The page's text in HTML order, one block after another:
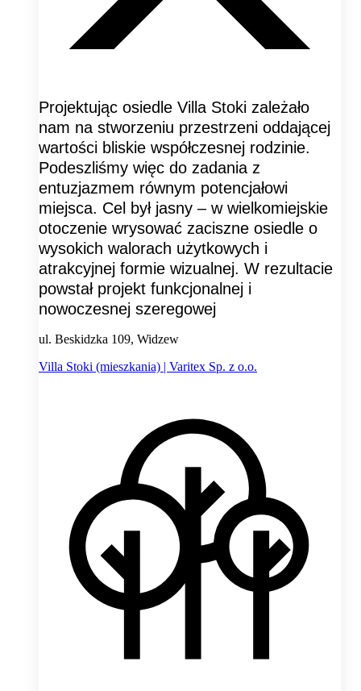
Projektując osiedle Villa Stoki zależało
nam na stworzeniu przestrzeni oddającej
wartości bliskie współczesnej rodzinie.
Podeszliśmy więc do zadania z
entuzjazmem równym potencjałowi
miejsca. Cel był jasny – w wielkomiejskie
otoczenie wrysować zaciszne osiedle o
wysokich walorach użytkowych i
atrakcyjnej formie wizualnej. W rezultacie
powstał projekt funkcjonalnej i
nowoczesnej szeregowej
ul. Beskidzka 109, Widzew
Villa Stoki (mieszkania) | Varitex Sp. z o.o.